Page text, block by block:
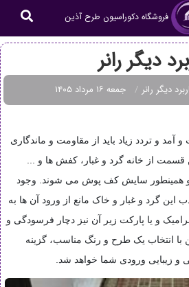
فروشگاه دکوراسیون طرح آذین
دیگر رانر
دیگر رانر جمعه ۱۶ مرداد ۱۴۰۵
و تردد زیاد باید از مقاومت و ماندگاری
قسمت از خانه گرد و غبار، کفش ها و ...
همینطور سایش کف پوش می شوند. وجود
این گرد و غبار و خاک مانع از ورود آن ها به
و یا پارکت زیر آن نیز دچار فرسودگی و
انتخاب یک طرح و رنگ مناسب، گزینه
و زیبایی ورودی شما خواهد شد.